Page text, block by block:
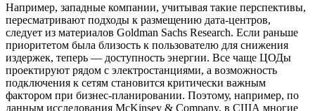
Например, западные компании, учитывая такие перспективы,
пересматривают подходы к размещению дата-центров,
следует из материалов Goldman Sachs Research. Если раньше
приоритетом была близость к пользователю для снижения
издержек, теперь — доступность энергии. Все чаще ЦОДы
проектируют рядом с электростанциями, а возможность
подключения к сетям становится критически важным
фактором при бизнес-планировании. Поэтому, например, по
данным исследования McKinsey & Company, в США многие